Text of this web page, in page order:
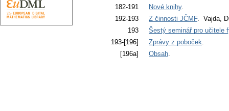
182-191
Nové knihy.
192-193
Z činnosti JČMF. Vajda,
193
Šestý seminář pro učitele
193-[196]
Zprávy z poboček.
[196a]
Obsah.